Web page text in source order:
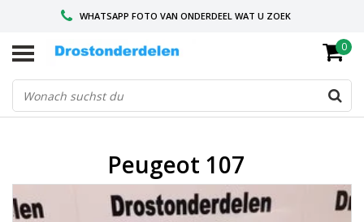
WHATSAPP FOTO VAN ONDERDEEL WAT U ZOEK
VOOR 16.00 BESTELD, VANDAAG VERZONDEN
GESPECIALISEERD PEUGEOT
0
Peugeot 107